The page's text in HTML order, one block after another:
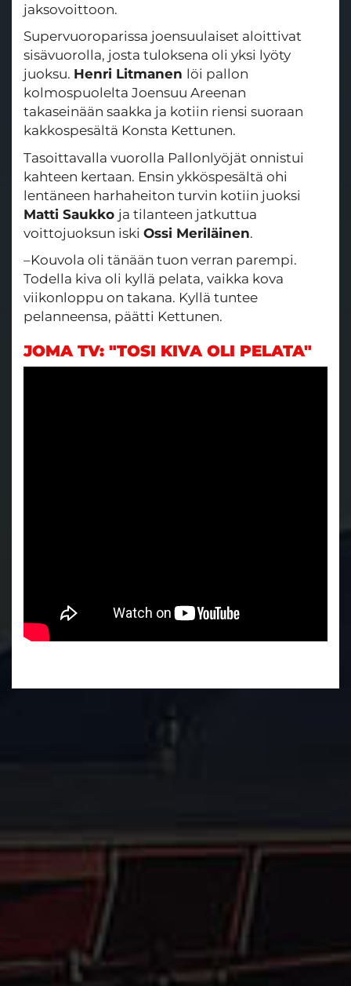
jaksovoittoon.
Supervuoroparissa joensuulaiset aloittivat
sisävuorolla, josta tuloksena oli yksi lyöty
juoksu. Henri Litmanen löi pallon
kolmospuolelta Joensuu Areenan
takaseinään saakka ja kotiin riensi suoraan
kakkospesältä Konsta Kettunen.
Tasoittavalla vuorolla Pallonlyöjät onnistui
kahteen kertaan. Ensin ykköspesältä ohi
lentäneen harhaheiton turvin kotiin juoksi
Matti Saukko ja tilanteen jatkuttua
voittojuoksun iski Ossi Meriläinen.
–Kouvola oli tänään tuon verran parempi.
Todella kiva oli kyllä pelata, vaikka kova
viikonloppu on takana. Kyllä tuntee
pelanneensa, päätti Kettunen.
JOMA TV: "TOSI KIVA OLI PELATA"